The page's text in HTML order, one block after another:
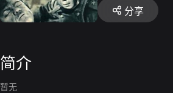
分享
简介
暂无